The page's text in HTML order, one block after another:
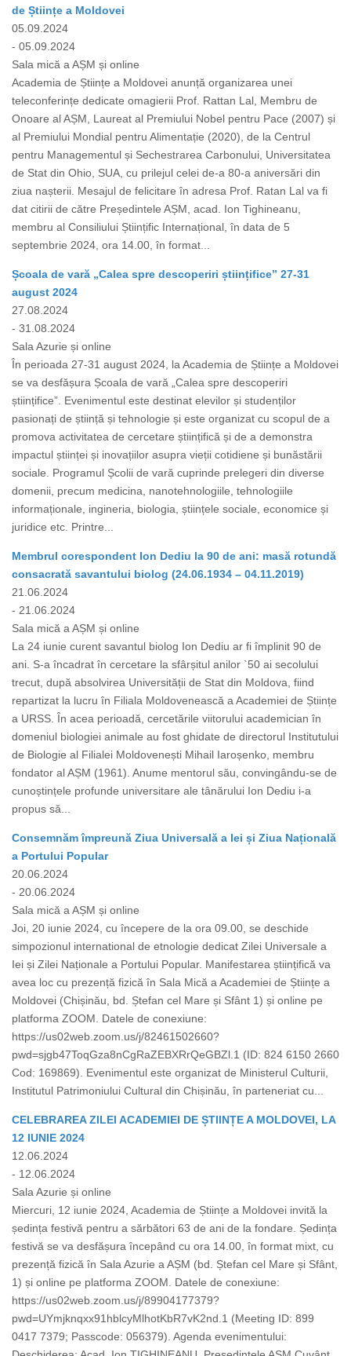
de Științe a Moldovei
05.09.2024
- 05.09.2024
Sala mică a AȘM și online
Academia de Științe a Moldovei anunță organizarea unei
teleconferințe dedicate omagierii Prof. Rattan Lal, Membru de
Onoare al AȘM, Laureat al Premiului Nobel pentru Pace (2007) și
al Premiului Mondial pentru Alimentație (2020), de la Centrul
pentru Managementul și Sechestrarea Carbonului, Universitatea
de Stat din Ohio, SUA, cu prilejul celei de-a 80-a aniversări din
ziua nașterii. Mesajul de felicitare în adresa Prof. Ratan Lal va fi
dat citirii de către Președintele AȘM, acad. Ion Tighineanu,
membru al Consiliului Științific Internațional, în data de 5
septembrie 2024, ora 14.00, în format...
Școala de vară „Calea spre descoperiri științifice” 27-31
august 2024
27.08.2024
- 31.08.2024
Sala Azurie și online
În perioada 27-31 august 2024, la Academia de Științe a Moldovei
se va desfășura Școala de vară „Calea spre descoperiri
științifice”. Evenimentul este destinat elevilor și studenților
pasionați de știință și tehnologie și este organizat cu scopul de a
promova activitatea de cercetare științifică și de a demonstra
impactul științei și inovațiilor asupra vieții cotidiene și bunăstării
sociale. Programul Școlii de vară cuprinde prelegeri din diverse
domenii, precum medicina, nanotehnologiile, tehnologiile
informaționale, ingineria, biologia, științele sociale, economice și
juridice etc. Printre...
Membrul corespondent Ion Dediu la 90 de ani: masă rotundă
consacrată savantului biolog (24.06.1934 – 04.11.2019)
21.06.2024
- 21.06.2024
Sala mică a AȘM și online
La 24 iunie curent savantul biolog Ion Dediu ar fi împlinit 90 de
ani. S-a încadrat în cercetare la sfârșitul anilor `50 ai secolului
trecut, după absolvirea Universității de Stat din Moldova, fiind
repartizat la lucru în Filiala Moldovenească a Academiei de Științe
a URSS. În acea perioadă, cercetările viitorului academician în
domeniul biologiei animale au fost ghidate de directorul Institutului
de Biologie al Filialei Moldovenești Mihail Iaroșenko, membru
fondator al AȘM (1961). Anume mentorul său, convingându-se de
cunoștințele profunde universitare ale tânărului Ion Dediu i-a
propus să...
Consemnăm împreună Ziua Universală a Iei și Ziua Națională
a Portului Popular
20.06.2024
- 20.06.2024
Sala mică a AȘM și online
Joi, 20 iunie 2024, cu începere de la ora 09.00, se deschide
simpozionul international de etnologie dedicat Zilei Universale a
Iei și Zilei Naționale a Portului Popular. Manifestarea științifică va
avea loc cu prezență fizică în Sala Mică a Academiei de Științe a
Moldovei (Chișinău, bd. Ștefan cel Mare și Sfânt 1) și online pe
platforma ZOOM. Datele de conexiune:
https://us02web.zoom.us/j/82461502660?
pwd=sjgb47ToqGza8nCgRaZEBXRrQeGBZl.1 (ID: 824 6150 2660
Cod: 169869). Evenimentul este organizat de Ministerul Culturii,
Institutul Patrimoniului Cultural din Chișinău, în parteneriat cu...
CELEBRAREA ZILEI ACADEMIEI DE ȘTIINȚE A MOLDOVEI, LA
12 IUNIE 2024
12.06.2024
- 12.06.2024
Sala Azurie și online
Miercuri, 12 iunie 2024, Academia de Științe a Moldovei invită la
ședința festivă pentru a sărbători 63 de ani de la fondare. Ședința
festivă se va desfășura începând cu ora 14.00, în format mixt, cu
prezență fizică în Sala Azurie a AȘM (bd. Ștefan cel Mare și Sfânt,
1) și online pe platforma ZOOM. Datele de conexiune:
https://us02web.zoom.us/j/89904177379?
pwd=UYmjknqxx91hblcyMlhotKbR7vK2nd.1 (Meeting ID: 899
0417 7379; Passcode: 056379). Agenda evenimentului: